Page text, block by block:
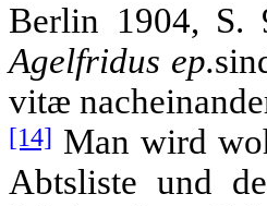
Berlin 1904, S.
Agelfridus ep.
vitæ
[14] Man wird
Abtsliste und